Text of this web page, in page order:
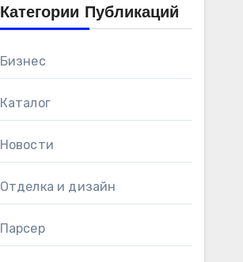
Категории Публикаций
Бизнес
Каталог
Новости
Отделка и дизайн
Парсер